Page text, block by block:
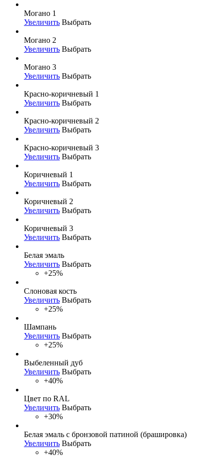
Могано 1
Увеличить Выбрать
Могано 2
Увеличить Выбрать
Могано 3
Увеличить Выбрать
Красно-коричневый 1
Увеличить Выбрать
Красно-коричневый 2
Увеличить Выбрать
Красно-коричневый 3
Увеличить Выбрать
Коричневый 1
Увеличить Выбрать
Коричневый 2
Увеличить Выбрать
Коричневый 3
Увеличить Выбрать
Белая эмаль
Увеличить Выбрать
+25%
Слоновая кость
Увеличить Выбрать
+25%
Шампань
Увеличить Выбрать
+25%
Выбеленный дуб
Увеличить Выбрать
+40%
Цвет по RAL
Увеличить Выбрать
+30%
Белая эмаль с бронзовой патиной (брашировка)
Увеличить Выбрать
+40%